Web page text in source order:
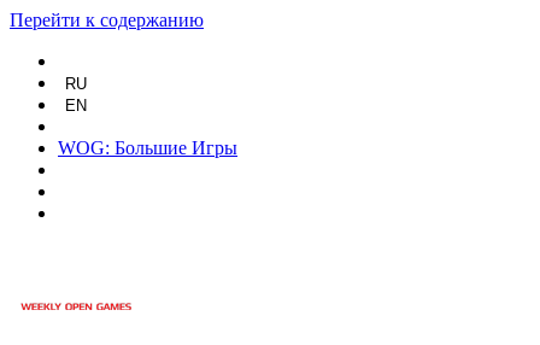
Перейти к содержанию
RU
EN
WOG: Большие Игры